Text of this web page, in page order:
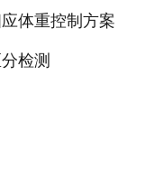
体重控制方案
检测